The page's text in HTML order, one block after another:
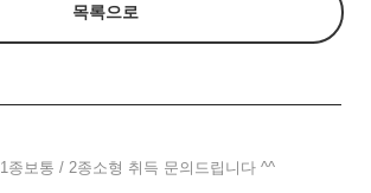
목록으로
1종보통 / 2종소형 취득 문의드립니다 ^^